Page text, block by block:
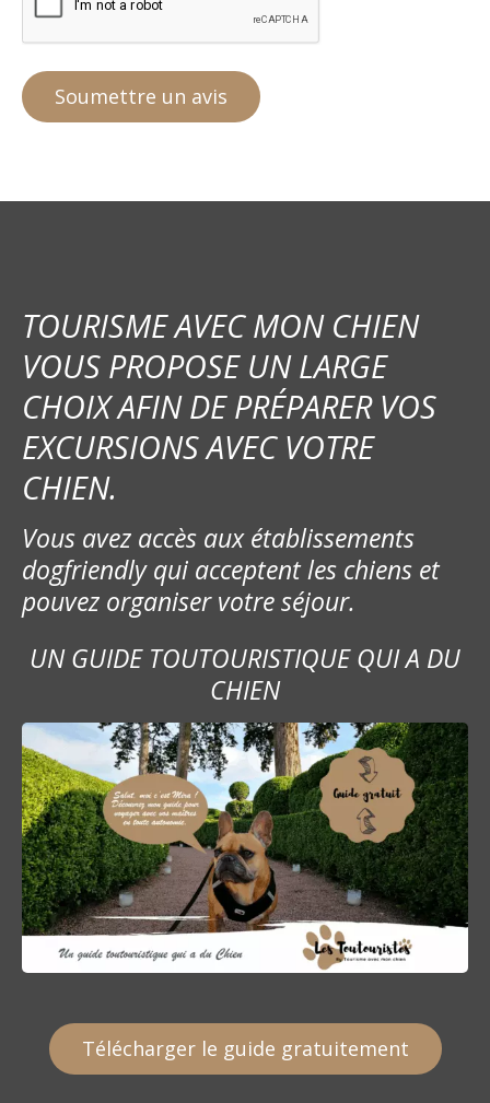
TOURISME AVEC MON CHIEN
VOUS PROPOSE UN LARGE
CHOIX AFIN DE PRÉPARER VOS
EXCURSIONS AVEC VOTRE
CHIEN.
Vous avez accès aux établissements
dogfriendly qui acceptent les chiens et
pouvez organiser votre séjour.
UN GUIDE TOUTOURISTIQUE QUI A DU
CHIEN
Télécharger le guide gratuitement